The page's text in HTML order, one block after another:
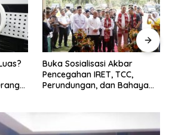
Buka Sosialisasi Akbar
Pencegahan IRET, TCC,
Perundungan, dan Bahaya
depan sudah ada di tangan”